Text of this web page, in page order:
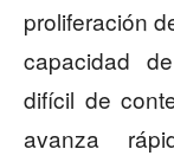
proliferación
capacidad
difícil de
avanza